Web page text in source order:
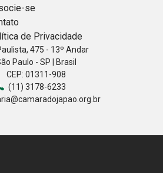
se
de Privacidade
475 - 13º Andar
Paulo - SP | Brasil
CEP: 01311-908
(11) 3178-6233